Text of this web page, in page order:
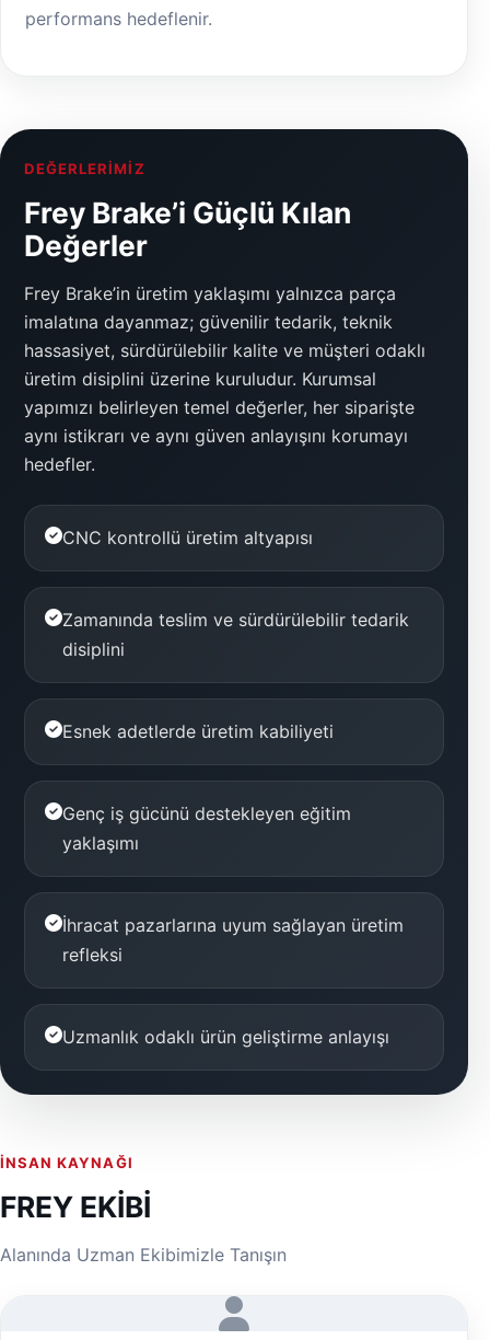
performans hedeflenir.
DEĞERLERIMIZ
Frey Brake’i Güçlü Kılan
Değerler
Frey Brake’in üretim yaklaşımı yalnızca parça
imalatına dayanmaz; güvenilir tedarik, teknik
hassasiyet, sürdürülebilir kalite ve müşteri odaklı
üretim disiplini üzerine kuruludur. Kurumsal
yapımızı belirleyen temel değerler, her siparişte
aynı istikrarı ve aynı güven anlayışını korumayı
hedefler.
CNC kontrollü üretim altyapısı
Zamanında teslim ve sürdürülebilir tedarik
disiplini
Esnek adetlerde üretim kabiliyeti
Genç iş gücünü destekleyen eğitim
yaklaşımı
İhracat pazarlarına uyum sağlayan üretim
refleksi
Uzmanlık odaklı ürün geliştirme anlayışı
İNSAN KAYNAĞI
FREY EKİBİ
Alanında Uzman Ekibimizle Tanışın